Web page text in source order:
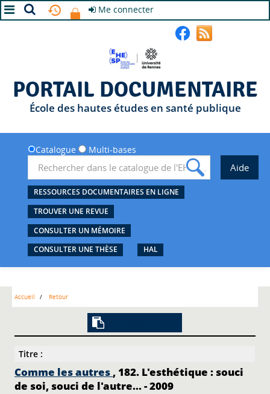
Me connecter
PORTAIL DOCUMENTAIRE
École des hautes études en santé publique
Catalogue Multi-bases
RESSOURCES DOCUMENTAIRES EN LIGNE
TROUVER UNE REVUE
CONSULTER UN MÉMOIRE
CONSULTER UNE THÈSE
HAL
Accueil Retour
Titre :
Comme les autres , 182. L'esthétique : souci
de soi, souci de l'autre... - 2009